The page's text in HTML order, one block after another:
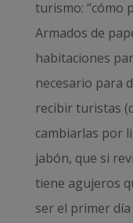
turismo: “cómo
Armados de
habitaciones
necesario para
recibir turistas
cambiarlas por
jabón, que si
tiene agujeros
ser el primer